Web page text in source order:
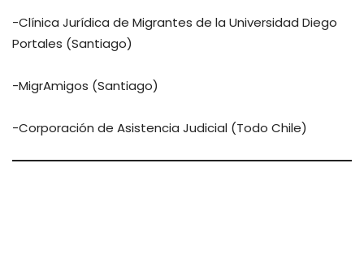
-Clínica Jurídica de Migrantes de la Universidad Diego
Portales (Santiago)
-MigrAmigos (Santiago)
-Corporación de Asistencia Judicial (Todo Chile)